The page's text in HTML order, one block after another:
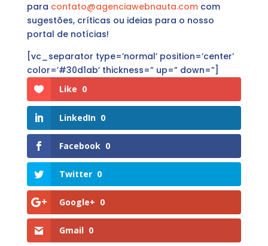
para contato@agenciawebnauta.comcom
sugestões, críticas ou ideias para o nosso
portal de notícias!
[vc_separator type=’normal’ position=’center’
color=’#30d1ab’ thickness=” up=” down=”]
Like 0
LinkedIn 0
Facebook 0
Twitter 0
Google+ 0
Gmail 0